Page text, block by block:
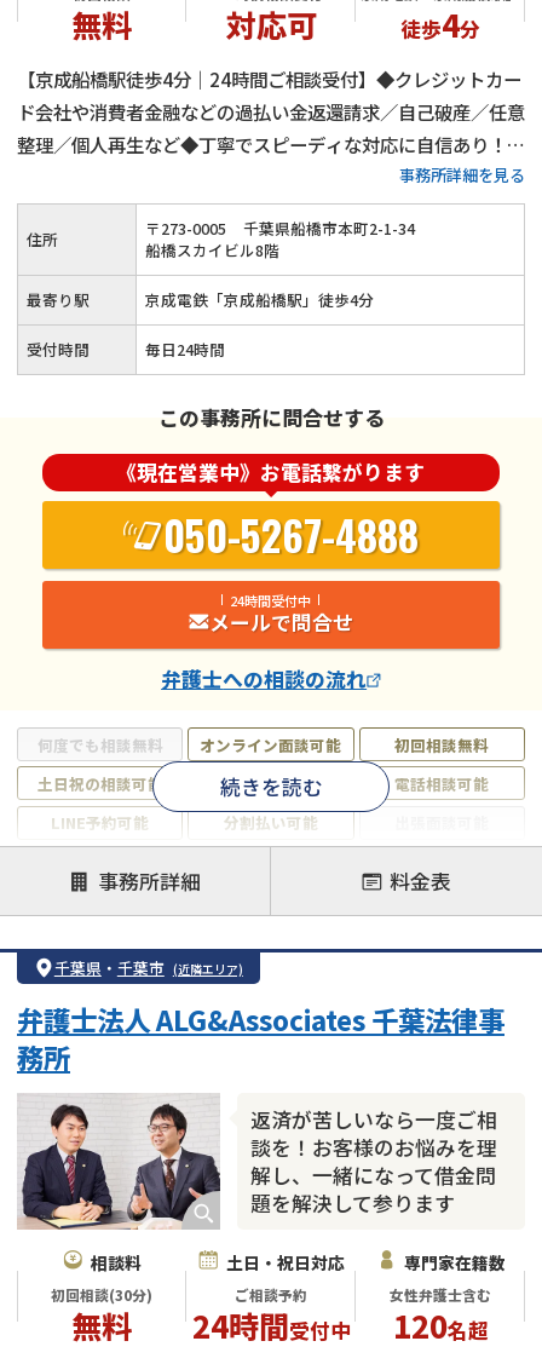
無料 対応可 徒歩4分
【京成船橋駅徒歩4分｜24時間ご相談受付】◆クレジットカー
ド会社や消費者金融などの過払い金返還請求／自己破産／任意
整理／個人再生など◆丁寧でスピーディな対応に自信あり！千
葉県で借金にお悩みの方は当事務所へお任せを◎分割払いや後
払いも可≪夜間・土日祝日のご相談も対応≫
事務所詳細を見る
何度でも相談無料 オンライン面談可能
初回相談無料
土日祝の相談可能
19時以降電話可能
電話相談可能
LINE予約可能
分割払い可能
借金返済相談・交渉
自己破産
任意整理
個人再生
時効援用
会社破産・法人破産
住宅ローン
消費者金融・サラ金
カードローン
続きを読む
住所 〒273-0005
千葉県船橋市本町2-1-34
船橋スカイビル8階
最寄り駅 京成電鉄「京成船橋駅」徒歩4分
受付時間 毎日24時間
この事務所に問合せする
《現在営業中》お電話繋がります
050-5267-4888
24時間受付中
メールで問合せ
弁護士への相談の流れ
事務所詳細 料金表
千葉県 ・ 千葉市 (近隣エリア)
返済が苦しいなら一度ご相
談を！お客様のお悩みを理
解し、一緒になって借金問
題を解決して参ります
弁護士法人 ALG&Associates 千葉法律事
務所
相談料
初回相談(30分)
無料
土日・祝日対応
ご相談予約
24時間受付中
専門家在籍数
女性弁護士含む
120名超